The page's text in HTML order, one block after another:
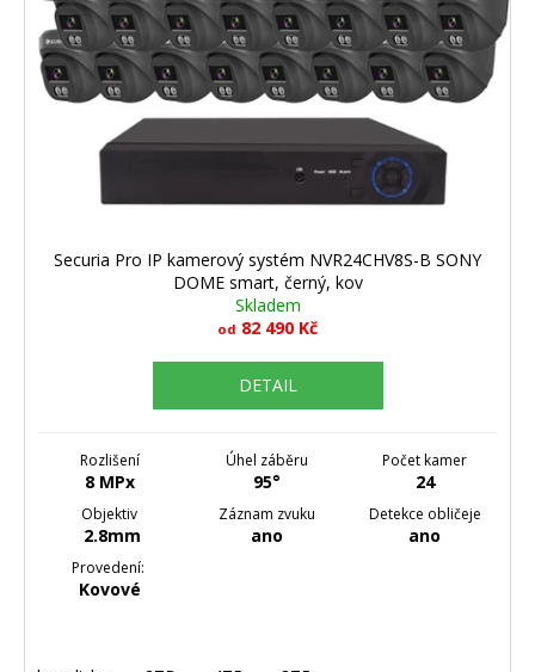
Securia Pro IP kamerový systém NVR24CHV8S-B SONY
DOME smart, černý, kov
Skladem
od 82 490 Kč
DETAIL
Rozlišení
8 MPx
Úhel záběru
95°
Počet kamer
24
Objektiv
2.8mm
Záznam zvuku
ano
Detekce obličeje
ano
Provedení:
Kovové